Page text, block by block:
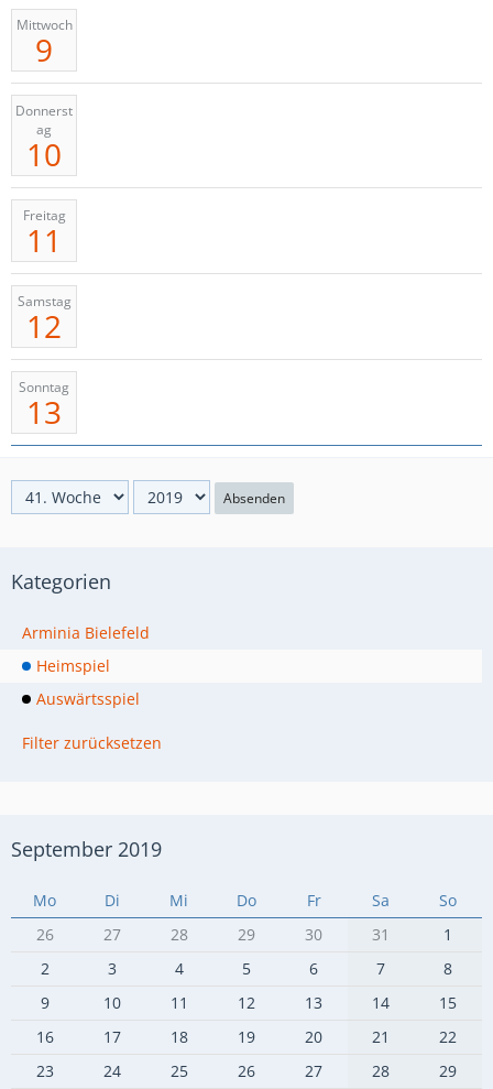
Mittwoch
9
Donnerst
ag
10
Freitag
11
Samstag
12
Sonntag
13
Absenden
Kategorien
Arminia Bielefeld
Heimspiel
Auswärtsspiel
Filter zurücksetzen
September 2019
Mo Di Mi Do Fr Sa
So
26
27 28 29 30 31
1
2
3 4 5 6 7
8
9
10 11 12 13 14
15
16
17 18 19 20 21
22
23
24 25 26 27 28
29